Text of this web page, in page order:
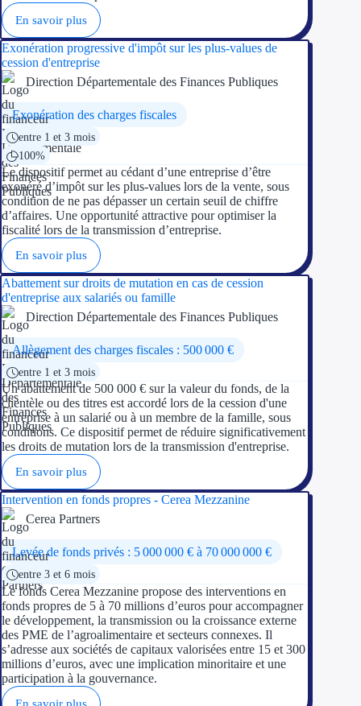
En savoir plus
Exonération progressive d'impôt sur les plus-values de
cession d'entreprise
Direction Départementale des Finances Publiques
Exonération des charges fiscales
entre 1 et 3 mois
100%
Le dispositif permet au cédant d’une entreprise d’être
exonéré d’impôt sur les plus-values lors de la vente, sous
condition de ne pas dépasser un certain seuil de chiffre
d’affaires. Une opportunité attractive pour optimiser la
fiscalité lors de la transmission d’entreprise.
En savoir plus
Abattement sur droits de mutation en cas de cession
d'entreprise aux salariés ou famille
Direction Départementale des Finances Publiques
Allègement des charges fiscales : 500 000 €
entre 1 et 3 mois
Un abattement de 500 000 € sur la valeur du fonds, de la
clientèle ou des titres est accordé lors de la cession d'une
entreprise à un salarié ou à un membre de la famille, sous
conditions. Ce dispositif permet de réduire significativement
les droits de mutation lors de la transmission d'entreprise.
En savoir plus
Intervention en fonds propres - Cerea Mezzanine
Cerea Partners
Levée de fonds privés : 5 000 000 € à 70 000 000 €
entre 3 et 6 mois
Le fonds Cerea Mezzanine propose des interventions en
fonds propres de 5 à 70 millions d’euros pour accompagner
le développement, la transmission ou la croissance externe
des PME de l’agroalimentaire et secteurs connexes. Il
s’adresse aux sociétés de capitaux valorisées entre 15 et 300
millions d’euros, avec une implication minoritaire et une
participation à la gouvernance.
En savoir plus